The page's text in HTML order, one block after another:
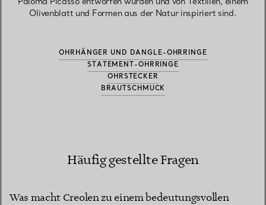
Olivenblatt und Formen aus der Natur inspiriert sind.
OHRHÄNGER UND DANGLE-OHRRINGE
STATEMENT-OHRRINGE
OHRSTECKER
BRAUTSCHMUCK
Häufig gestellte Fragen
Was macht Creolen zu einem bedeutungsvollen